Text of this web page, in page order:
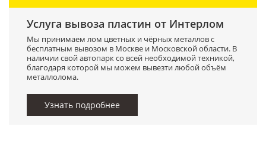
Услуга вывоза пластин от Интерлом
Мы принимаем лом цветных и чёрных металлов с
бесплатным вывозом в Москве и Московской области. В
наличии свой автопарк со всей необходимой техникой,
благодаря которой мы можем вывезти любой объём
металлолома.
Узнать подробнее